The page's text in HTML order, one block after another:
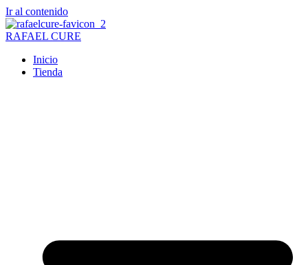
Ir al contenido
RAFAEL CURE
Inicio
Tienda